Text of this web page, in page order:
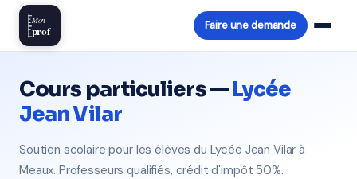
Mon
prof Faire une demande
Cours particuliers —Lycée
Jean Vilar
Soutien scolaire pour les élèves du Lycée Jean Vilar à
Meaux. Professeurs qualifiés, crédit d'impôt 50%.